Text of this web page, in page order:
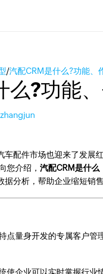
/汽配CRM是什么?功能、
么?功能
配件市场也迎来了发展
您介绍，汽配CRM是什么
分析，帮助企业缩短销
点量身开发的专属客户
使企业可以实时掌握行业